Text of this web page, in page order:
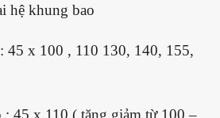
hệ khung bao
45 x 100 , 110 130, 140, 155,
: 45 x 110 ( tăng giảm từ 100 –